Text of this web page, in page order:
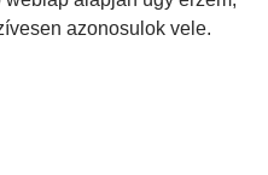
azonosulok vele.